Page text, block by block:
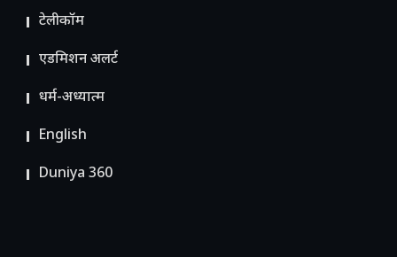
टेलीकॉम
ए​डमिशन अलर्ट
धर्म-अध्यात्म
English
Duniya 360